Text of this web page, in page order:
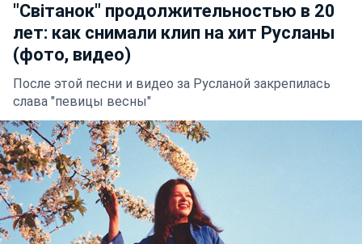
"Світанок" продолжительностью в 20
лет: как снимали клип на хит Русланы
(фото, видео)
После этой песни и видео за Русланой закрепилась
слава "певицы весны"